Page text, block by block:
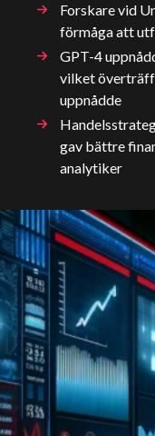
Forskare vid
förmåga att
GPT-4
vilket
uppnådde
gav bättre
analytiker